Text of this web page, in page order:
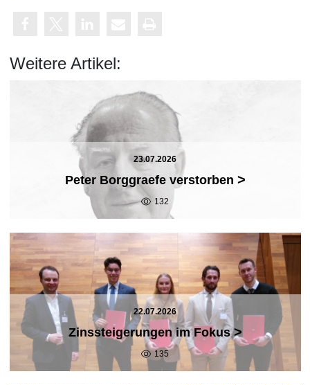
Weitere Artikel:
23.07.2026
Peter Borggraefe verstorben >
132
22.07.2026
Zinssteigerungen im Fokus>
135